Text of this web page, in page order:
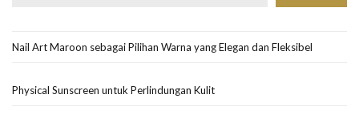
Nail Art Maroon sebagai Pilihan Warna yang Elegan dan Fleksibel
Physical Sunscreen untuk Perlindungan Kulit